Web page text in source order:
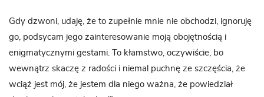
Gdy dzwoni, udaję, że to zupełnie mnie nie obchodzi, ignoruję
go, podsycam jego zainteresowanie moją obojętnością i
enigmatycznymi gestami. To kłamstwo, oczywiście, bo
wewnątrz skaczę z radości i niemal puchnę ze szczęścia, że
wciąż jest mój, że jestem dla niego ważna, że powiedział